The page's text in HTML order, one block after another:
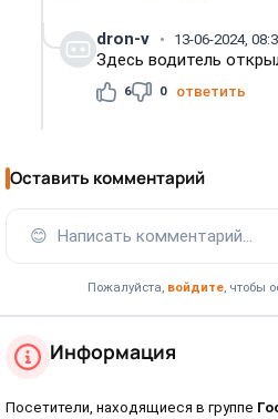
dron-v 13-06-2024,
Здесь водитель
6 0 ответить
Оставить комментарий
😊 Написать комментарий...
Пожалуйста, войдите, чтобы
Информация
Посетители, находящиеся в группе